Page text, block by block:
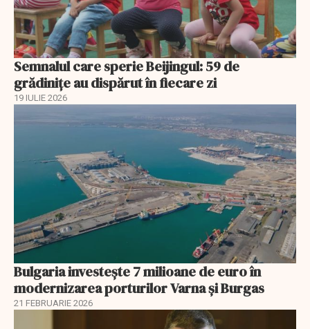
Semnalul care sperie Beijingul: 59 de
grădinițe au dispărut în fiecare zi
19 IULIE 2026
Bulgaria investește 7 milioane de euro în
modernizarea porturilor Varna și Burgas
21 FEBRUARIE 2026